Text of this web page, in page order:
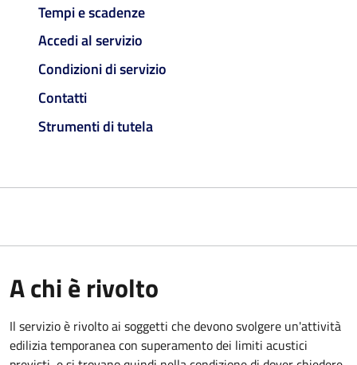
Tempi e scadenze
Accedi al servizio
Condizioni di servizio
Contatti
Strumenti di tutela
A chi è rivolto
Il servizio è rivolto ai soggetti che devono svolgere un'attività
edilizia temporanea con superamento dei limiti acustici